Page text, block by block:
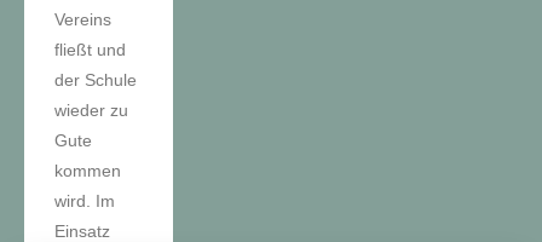
Vereins
fließt und
der Schule
wieder zu
Gute
kommen
wird. Im
Einsatz